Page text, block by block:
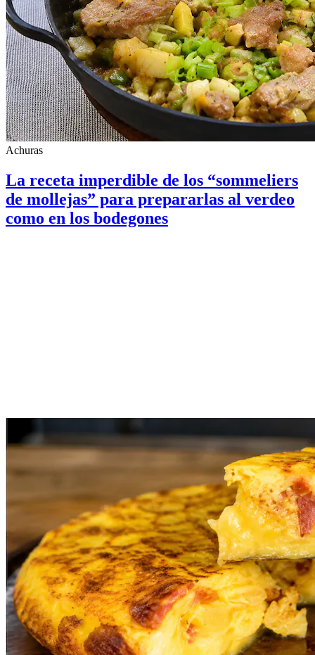
Achuras
La receta imperdible de los “sommeliers
de mollejas” para prepararlas al verdeo
como en los bodegones